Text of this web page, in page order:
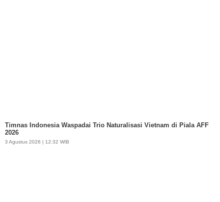
Timnas Indonesia Waspadai Trio Naturalisasi Vietnam di Piala AFF
2026
3 Agustus 2026 | 12:32 WIB